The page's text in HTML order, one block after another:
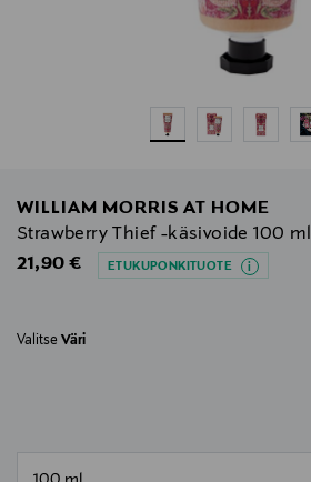
WILLIAM MORRIS AT HOME
Strawberry Thief -käsivoide 100 ml
Original Price
21,90 € ETUKUPONKITUOTE
Valitse Väri
null